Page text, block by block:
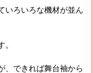
いろいろな機材が並ん
。
、できれば舞台袖から